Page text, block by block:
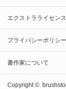
エクストラライセン
プライバシーポリシー
書作家について
Copyright ©